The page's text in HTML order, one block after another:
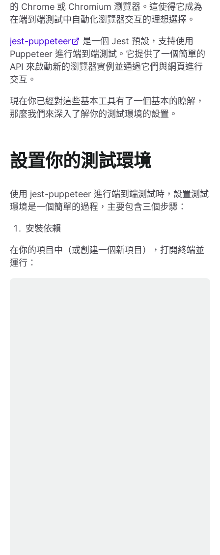
的 Chrome 或 Chromium 瀏覽器。這使得它成為
在端到端測試中自動化瀏覽器交互的理想選擇。
jest-puppeteer
是一個 Jest 預設，支持使用
Puppeteer 進行端到端測試。它提供了一個簡單的
API 來啟動新的瀏覽器實例並通過它們與網頁進行
交互。
現在你已經對這些基本工具有了一個基本的瞭解，
那麼我們來深入了解你的測試環境的設置。
設置你的測試環境
使用 jest-puppeteer 進行端到端測試時，設置測試
環境是一個簡單的過程，主要包含三個步驟：
安裝依賴
在你的項目中（或創建一個新項目），打開終端並
運行：